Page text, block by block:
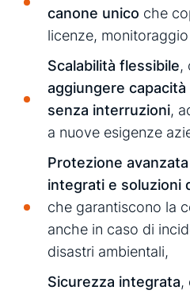
canone unico che
licenze,
Scalabilità flessibile,
aggiungere
senza interruzioni,
a nuove esigenze
Protezione
integrati e soluzioni
che garantiscono la
anche in caso di
disastri ambientali,
Sicurezza integrata,